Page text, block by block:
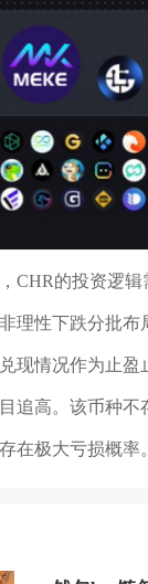
CHR的投资逻
理性下跌分批
现情况作为止
追高。该币种
在极大亏损概率。